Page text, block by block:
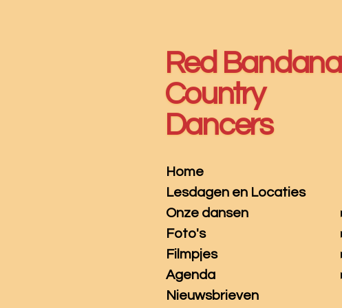
Red Bandana
Country
Dancers
Home
Lesdagen en Locaties
Onze dansen
Foto's
Filmpjes
Agenda
Nieuwsbrieven